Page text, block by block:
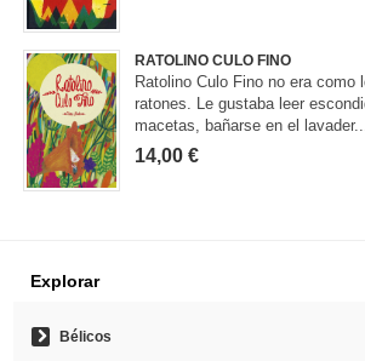
RATOLINO CULO FINO
Ratolino Culo Fino no era como
ratones. Le gustaba leer
macetas, bañarse en el lavader...
14,00 €
Explorar
Bélicos